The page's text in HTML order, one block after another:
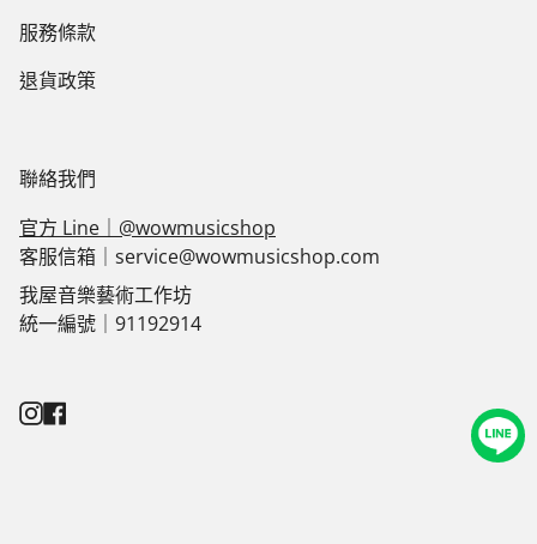
服務條款
退貨政策
聯絡我們
官方 Line｜@wowmusicshop
客服信箱｜service@wowmusicshop.com
我屋音樂藝術工作坊
統一編號｜91192914
Instagram